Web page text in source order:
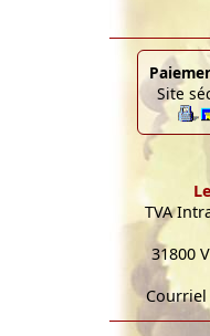
Site
TVA
31800
Courriel